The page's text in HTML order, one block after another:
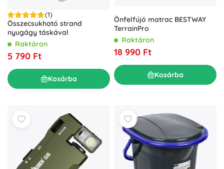
(1)
Összecsukható strand
nyugágy táskával
Raktáron
5 790 Ft
Kosárba
Önfelfújó matrac BESTWAY
TerrainPro
Raktáron
18 990 Ft
Kosárba